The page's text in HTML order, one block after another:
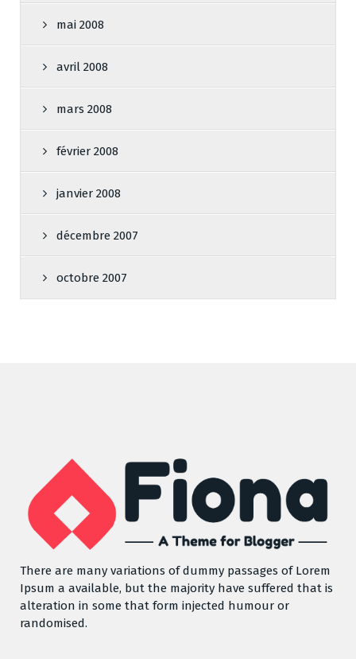
mai 2008
avril 2008
mars 2008
février 2008
janvier 2008
décembre 2007
octobre 2007
There are many variations of dummy passages of Lorem
Ipsum a available, but the majority have suffered that is
alteration in some that form injected humour or
randomised.